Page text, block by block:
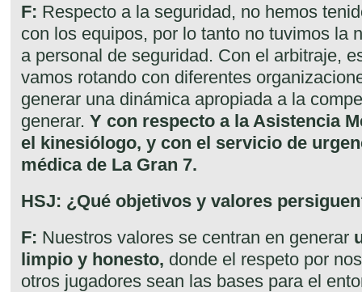
F: Respecto a la seguridad, no hemos
con los equipos, por lo tanto no tuvimos la
a personal de seguridad. Con el arbitraje,
vamos rotando con diferentes
generar una dinámica apropiada a la
generar. Y con respecto a la Asistencia
el kinesiólogo, y con el servicio de
médica de La Gran 7.
HSJ: ¿Qué objetivos y valores
F: Nuestros valores se centran en generar
limpio y honesto, donde el respeto por
otros jugadores sean las bases para el